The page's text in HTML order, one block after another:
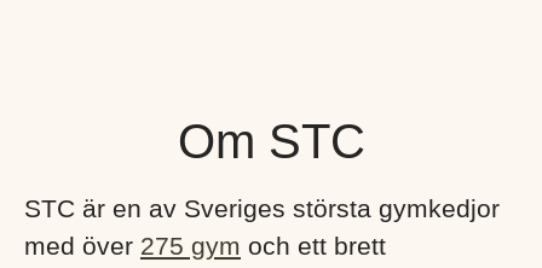
Om STC
STC är en av Sveriges största gymkedjor
med över 275 gym och ett brett